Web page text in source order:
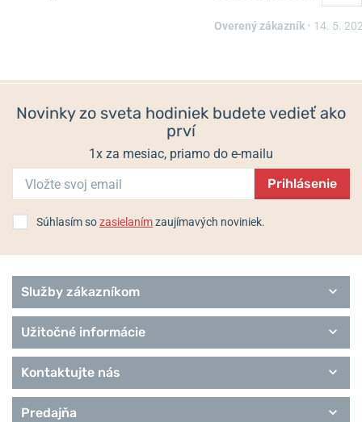
Overený zákazník • 14. 5.
Novinky zo sveta hodiniek budete vedieť ako
prví
1x za mesiac, priamo do e-mailu
Prihlásenie
Súhlasím sozasielanímzaujímavých noviniek.
Služby zákazníkom
Užitočné informácie
Kontaktujte nás
Predajňa